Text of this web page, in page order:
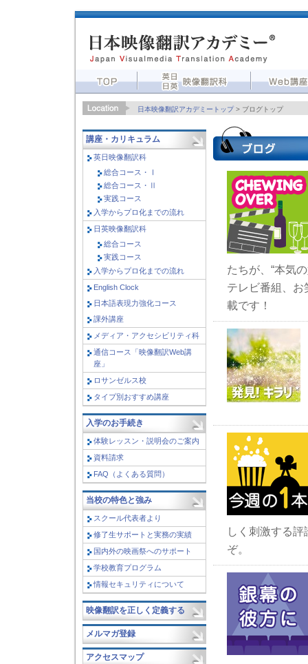
日本映像翻訳アカデミートップ> ブログトップ
たちが、“本気
テレビ番組、
載です！
しく刺激する
ぞ。
講座・カリキュラム
英日映像翻訳科
総合コース・Ⅰ
総合コース・Ⅱ
実践コース
入学からプロ化までの流れ
日英映像翻訳科
総合コース
実践コース
入学からプロ化までの流れ
English Clock
日本語表現力強化コース
課外講座
メディア・アクセシビリティ科
通信コース「映像翻訳Web講
座」
ロサンゼルス校
タイプ別おすすめ講座
入学のお手続き
体験レッスン・説明会のご案内
資料請求
FAQ（よくある質問）
当校の特色と強み
スクール代表者より
修了生サポートと実務の実績
国内外の映画祭へのサポート
学校教育プログラム
情報セキュリティについて
映像翻訳を正しく定義する
メルマガ登録
アクセスマップ